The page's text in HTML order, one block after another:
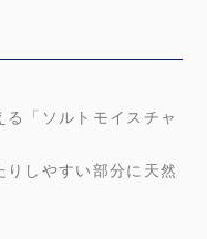
「ソルトモイスチャ
しやすい部分に天然